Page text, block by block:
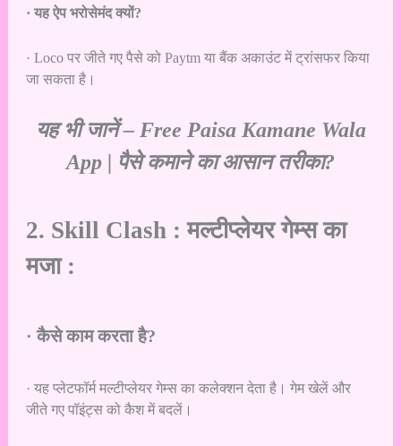
· यह ऐप भरोसेमंद क्यों?
· Loco पर जीते गए पैसे को Paytm या बैंक अकाउंट में ट्रांसफर किया
जा सकता है।
यह भी जानें – Free Paisa Kamane Wala
App | पैसे कमाने का आसान तरीका?
2. Skill Clash : मल्टीप्लेयर गेम्स का
मजा :
· कैसे काम करता है?
· यह प्लेटफॉर्म मल्टीप्लेयर गेम्स का कलेक्शन देता है। गेम खेलें और
जीते गए पॉइंट्स को कैश में बदलें।